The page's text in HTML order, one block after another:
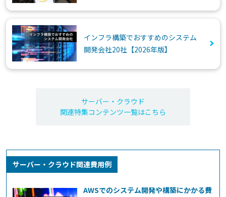
インフラ構築でおすすめのシステム
開発会社20社【2026年版】
サーバー・クラウド
関連特集コンテンツ一覧はこちら
サーバー・クラウド関連費用例
AWSでのシステム開発や構築にかかる費